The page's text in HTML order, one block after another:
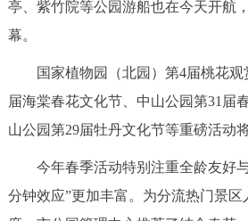
亭、紫竹院等公园游船也在今天开航
幕。
国家植物园（北园）第4届桃花观
届海棠春花文化节、中山公园第31届
山公园第29届牡丹文化节等重磅活动
今年春季活动特别注重全龄友好与
分钟效应”更加丰富。为分流热门景